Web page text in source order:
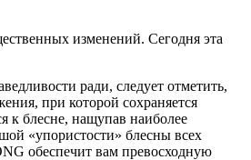
изменений. Сегодня эта
ради, следует отметить,
при которой сохраняется
к блесне, нащупав наиболее
«упористости» блесны всех
обеспечит вам превосходную